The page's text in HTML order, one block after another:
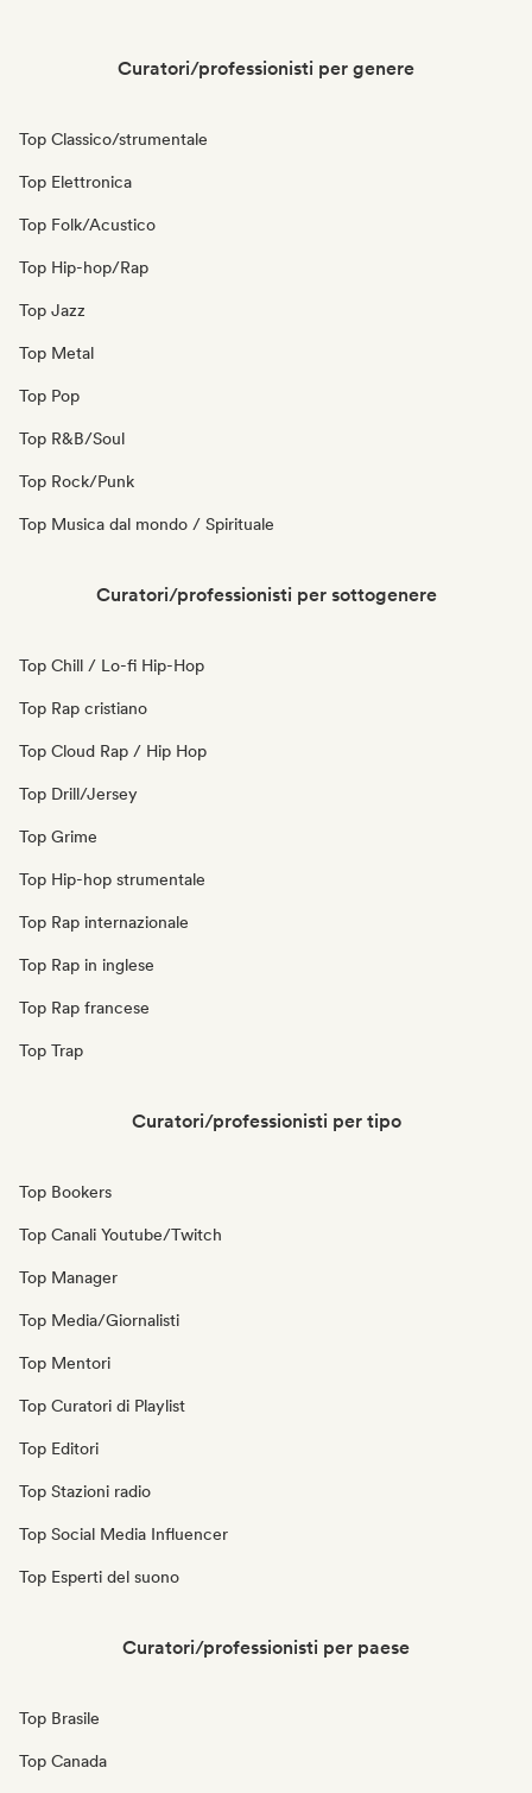
Curatori/professionisti per genere
Top Classico/strumentale
Top Elettronica
Top Folk/Acustico
Top Hip-hop/Rap
Top Jazz
Top Metal
Top Pop
Top R&B/Soul
Top Rock/Punk
Top Musica dal mondo / Spirituale
Curatori/professionisti per sottogenere
Top Chill / Lo-fi Hip-Hop
Top Rap cristiano
Top Cloud Rap / Hip Hop
Top Drill/Jersey
Top Grime
Top Hip-hop strumentale
Top Rap internazionale
Top Rap in inglese
Top Rap francese
Top Trap
Curatori/professionisti per tipo
Top Bookers
Top Canali Youtube/Twitch
Top Manager
Top Media/Giornalisti
Top Mentori
Top Curatori di Playlist
Top Editori
Top Stazioni radio
Top Social Media Influencer
Top Esperti del suono
Curatori/professionisti per paese
Top Brasile
Top Canada